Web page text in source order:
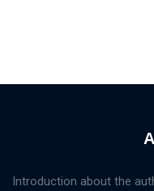
Introduction about the